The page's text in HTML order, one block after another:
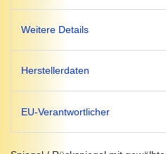
Weitere Details
Herstellerdaten
EU-Verantwortlicher